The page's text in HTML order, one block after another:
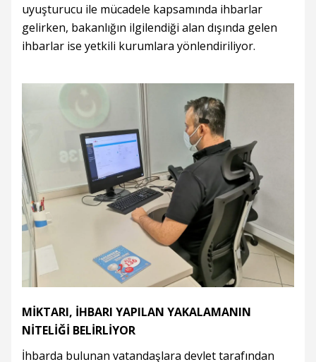
uyuşturucu ile mücadele kapsamında ihbarlar
gelirken, bakanlığın ilgilendiği alan dışında gelen
ihbarlar ise yetkili kurumlara yönlendiriliyor.
MİKTARI, İHBARI YAPILAN YAKALAMANIN
NİTELİĞİ BELİRLİYOR
İhbarda bulunan vatandaşlara devlet tarafından